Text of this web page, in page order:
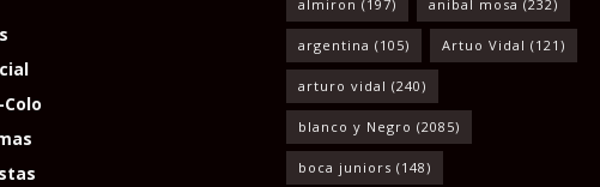
Colo
almiron (197) anibal mosa (232)
argentina (105) Artuo Vidal (121)
arturo vidal (240)
blanco y Negro (2085)
boca juniors (148)